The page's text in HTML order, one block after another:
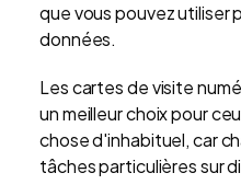
que vous pouvez utiliser
données.
Les cartes de visite
un meilleur choix pour
chose d'inhabituel, car
tâches particulières sur